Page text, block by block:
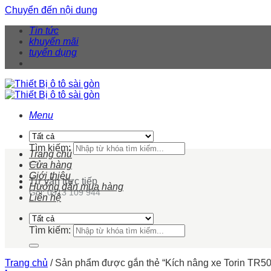
Chuyển đến nội dung
Tin tức
khuyến mãi
tuyển dụng
Menu
Tìm kiếm:
Tư vấn trực tiếp
Gọi: 0913 109 944
Trang chủ
Cửa hàng
Giới thiệu
Hướng dẫn mua hàng
Liên hệ
Tìm kiếm:
Trang chủ /Sản phẩm được gắn thẻ “Kích nâng xe Torin